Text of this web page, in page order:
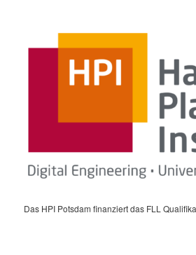
Das HPI Potsdam finanziert das FLL